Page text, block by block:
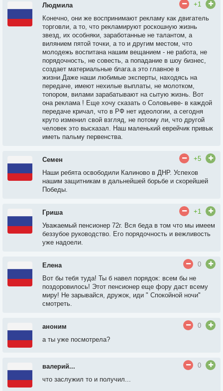
Людмила
+1
Конечно, они же воспринимают рекламу как двигатель
торговли, а то, что рекламируют роскошную жизнь
звезд, их особняки, заработанные не талантом, а
вилянием пятой точки, а то и другим местом, что
молодежь воспитана нашим вещанием - не работа, не
порядочность, не совесть, а попадание в шоу бизнес,
создает материальные блага.а это главное в
жизни.Даже наши любимые эксперты, находясь на
передаче, имеют нехилые выплаты, не молотком,
топором, вилами зарабатывают на сытую жизнь. Вот
она реклама ! Еще хочу сказать о Соловьеве- в каждой
передаче кричал, что в РФ нет идеологии, а сегодня
круто изменил свой взгляд, не потому ли, что другой
человек это высказал. Наш маленький еврейчик привык
иметь пальму первенства.
Семен
+5
Наши ребята освободили Калиново в ДНР. Успехов
нашим защитникам в дальнейшей борьбе и скорейшей
Победы.
Гриша
+1
Уважаемый пенсионер 72г. Вся беда в том что мы имеем
беззубое руководство. Его порядочность и вежливость
уже надоели.
Елена
0
Вот бы тебя туда! Ты б навел порядок: всем бы не
поздоровилось! Этот пенсионер еще фору даст всему
миру! Не зарывайся, дружок, иди " Спокойной ночи"
смотреть.
аноним
0
а ты уже посмотрела?
валерий...
0
что заслужил то и получил...